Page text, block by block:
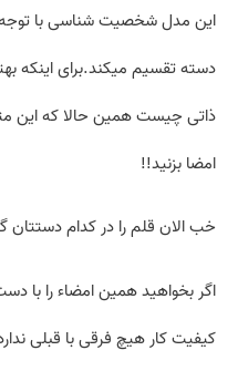
دسته تقسیم می­کند.برای اینکه
ذاتی چیست همین حالا که این
امضا بزنید!!
خب الان قلم را در کدام دستتان
اگر بخواهید همین امضاء را با
کیفیت کار هیچ فرقی با قبلی